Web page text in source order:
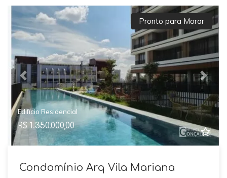
Previous Next
Pronto para Morar
Edifício Residencial
R$ 1.350.000,00
Condomínio Arq Vila Mariana